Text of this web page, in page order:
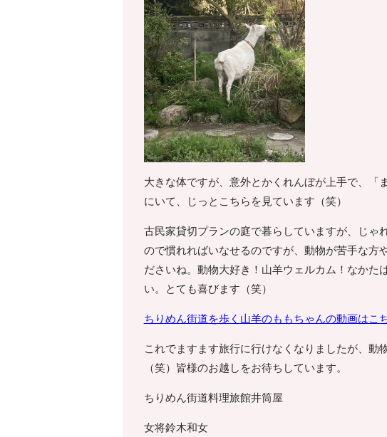
大きな体ですが、意外とかくれんぼが上手で、「
にいて、じっとこちらを見ています（笑）
古民家貸切プランの庭で暮らしていますが、じゃ
ので慣れればいなせるのですが、動物が苦手な方
ださいね。動物大好き！山羊ウェルカム！なかた
い。とても喜びます（笑）
ちりめん街道を歩く山羊のももちゃんの動画はこ
これでますます旅行に行けなくなりましたが、動
（笑）皆様のお越しをお待ちしています。
ちりめん街道料理旅館井筒屋
女将鈴木和女